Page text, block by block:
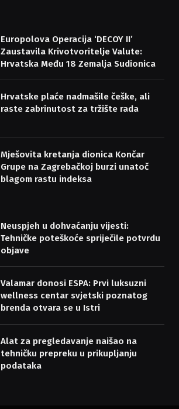
Europolova Operacija ‘DECOY II’
Zaustavila Krivotvoritelje Valute:
Hrvatska Među 18 Zemalja Sudionica
Hrvatske plaće nadmašile češke, ali
raste zabrinutost za tržište rada
Mješovita kretanja dionica Končar
Grupe na Zagrebačkoj burzi unatoč
blagom rastu indeksa
Neuspjeh u dohvaćanju vijesti:
Tehničke poteškoće spriječile potvrdu
objave
Valamar donosi ESPA: Prvi luksuzni
wellness centar svjetski poznatog
brenda otvara se u Istri
Alat za pregledavanje naišao na
tehničku prepreku u prikupljanju
podataka